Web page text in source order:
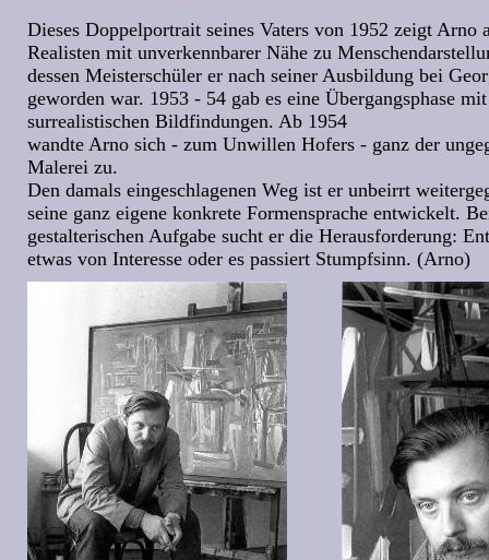
Dieses Doppelportrait seines Vaters von 1952 zeigt Arno
Realisten mit unverkennbarer Nähe zu
dessen Meisterschüler er nach seiner Ausbildung bei
geworden war. 1953 - 54 gab es eine Übergangsphase
surrealistischen Bildfindungen. Ab 1954
wandte Arno sich - zum Unwillen Hofers - ganz der
Malerei zu.
Den damals eingeschlagenen Weg ist er unbeirrt
seine ganz eigene konkrete Formensprache entwickelt.
gestalterischen Aufgabe sucht er die Herausforderung:
etwas von Interesse oder es passiert Stumpfsinn. (Arno)